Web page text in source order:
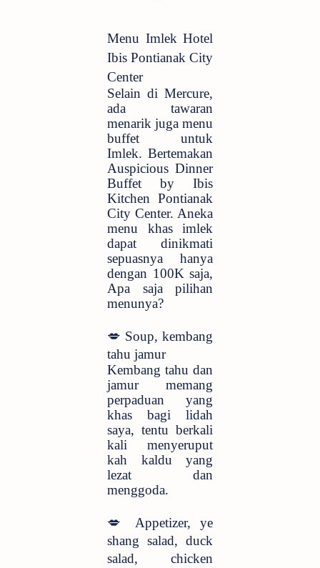
Menu Imlek Hotel
Ibis Pontianak City
Center
Selain di Mercure,
ada tawaran
menarik juga menu
buffet untuk
Imlek. Bertemakan
Auspicious Dinner
Buffet by Ibis
Kitchen Pontianak
City Center. Aneka
menu khas imlek
dapat dinikmati
sepuasnya hanya
dengan 100K saja,
Apa saja pilihan
menunya?
💋 Soup, kembang
tahu jamur
Kembang tahu dan
jamur memang
perpaduan yang
khas bagi lidah
saya, tentu berkali
kali menyeruput
kah kaldu yang
lezat dan
menggoda.
💋
Appetizer, ye
shang salad, duck
salad, chicken